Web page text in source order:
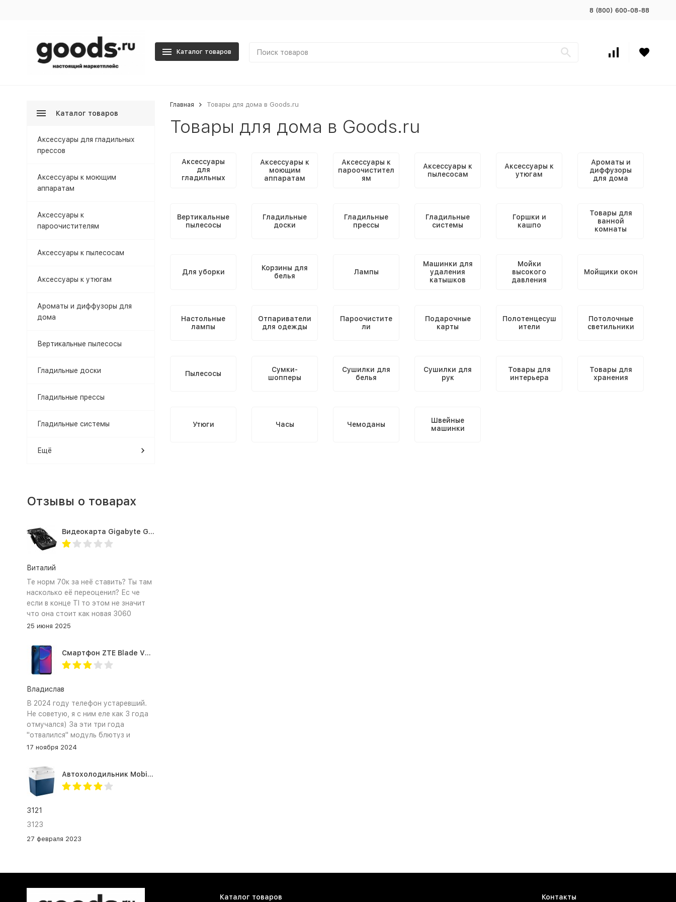
8 (800) 600-08-88
Каталог товаров
Главная Товары для дома в Goods.ru
Товары для дома в Goods.ru
Аксессуары
для
гладильных
Аксессуары к
моющим
аппаратам
Аксессуары к
пароочистител
ям
Аксессуары к
пылесосам
Аксессуары к
утюгам
Ароматы и
диффузоры
для дома
Вертикальные
пылесосы
Гладильные
доски
Гладильные
прессы
Гладильные
системы
Горшки и
кашпо
Товары для
ванной
комнаты
Для уборки
Корзины для
белья
Лампы
Машинки для
удаления
катышков
Мойки
высокого
давления
Мойщики окон
Настольные
лампы
Отпариватели
для одежды
Пароочистите
ли
Подарочные
карты
Полотенцесуш
ители
Потолочные
светильники
Пылесосы
Сумки-
шопперы
Сушилки для
белья
Сушилки для
рук
Товары для
интерьера
Товары для
хранения
Утюги Часы Чемоданы
Швейные
машинки
Каталог товаров
Аксессуары для гладильных
прессов
Аксессуары к моющим
аппаратам
Аксессуары к
пароочистителям
Аксессуары к пылесосам
Аксессуары к утюгам
Ароматы и диффузоры для
дома
Вертикальные пылесосы
Гладильные доски
Гладильные прессы
Гладильные системы
Ещё
Отзывы о товарах
Видеокарта Gigabyte GTX1660TI 6GB (GV-N166TOC-6GD 1.0A)
Виталий
Те норм 70к за неё ставить? Ты там
насколько её переоценил? Ес че
если в конце TI то этом не значит
что она стоит как новая 3060
25 июня 2025
Смартфон ZTE Blade V2020 Smart 64 Гб синий
Владислав
В 2024 году телефон устаревший.
Не советую, я с ним еле как 3 года
отмучался) За эти три года
"отвалился" модуль блютуз и
сканер отпечатка пальца
17 ноября 2024
Автохолодильник Mobicool MV26 AC/DC
3121
3123
27 февраля 2023
Каталог товаров Контакты